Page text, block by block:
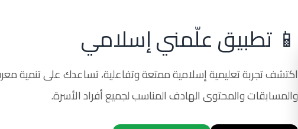
📱 تطبيق علّمني إسلامي
اكتشف تجربة تعليمية إسلامية ممتعة وتفاعلية، تساعدك على تنمية
والمسابقات والمحتوى الهادف المناسب لجميع أفراد الأسرة.